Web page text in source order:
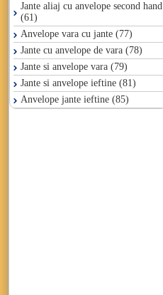
Jante aliaj cu anvelope second hand
(61)
Anvelope vara cu jante (77)
Jante cu anvelope de vara (78)
Jante si anvelope vara (79)
Jante si anvelope ieftine (81)
Anvelope jante ieftine (85)